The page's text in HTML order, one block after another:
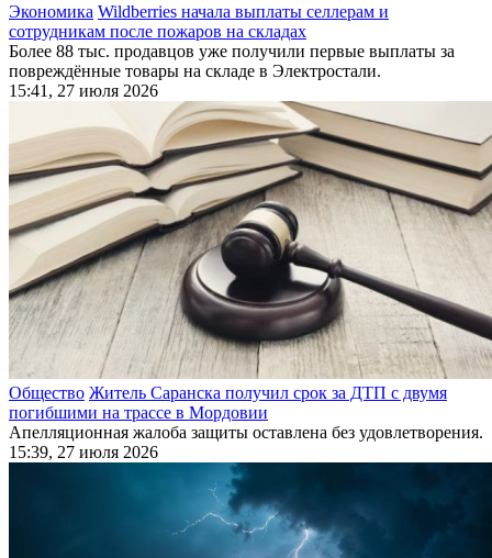
Экономика Wildberries начала выплаты селлерам и
сотрудникам после пожаров на складах
Более 88 тыс. продавцов уже получили первые выплаты за
повреждённые товары на складе в Электростали.
15:41, 27 июля 2026
Общество Житель Саранска получил срок за ДТП с двумя
погибшими на трассе в Мордовии
Апелляционная жалоба защиты оставлена без удовлетворения.
15:39, 27 июля 2026